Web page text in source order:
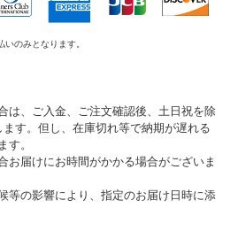
のみとなります。
は、ご入金、ご注文確認後、土日祝を除
ます。但し、在庫切れ等で納期が遅れる
す。
お届けにお時間がかかる場合がございま
等の影響により、指定のお届け日時に添